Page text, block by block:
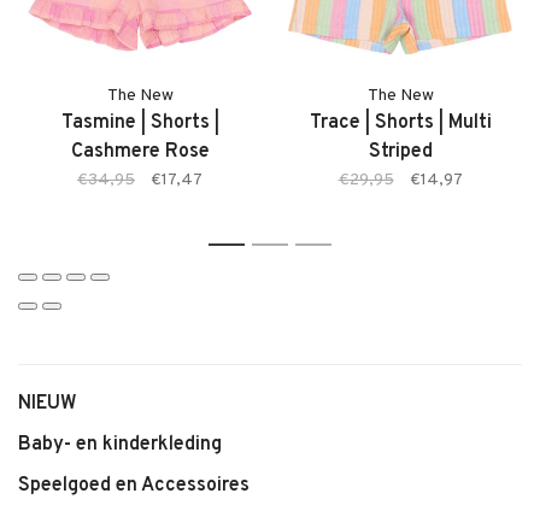
• Model: Taylen Tee
• Kleur: Cashmere Rose (donkerroze)
• Fijne pasvorm
• Makkelijk te combineren
• Geschikt voor dagelijks gebruik
The New
Tasmine | Shorts |
Cashmere Rose
€34,95 €17,47
The New
Trace | Shorts | Multi
Striped
€29,95 €14,97
1 2 3
NIEUW
Baby- en kinderkleding
Speelgoed en Accessoires